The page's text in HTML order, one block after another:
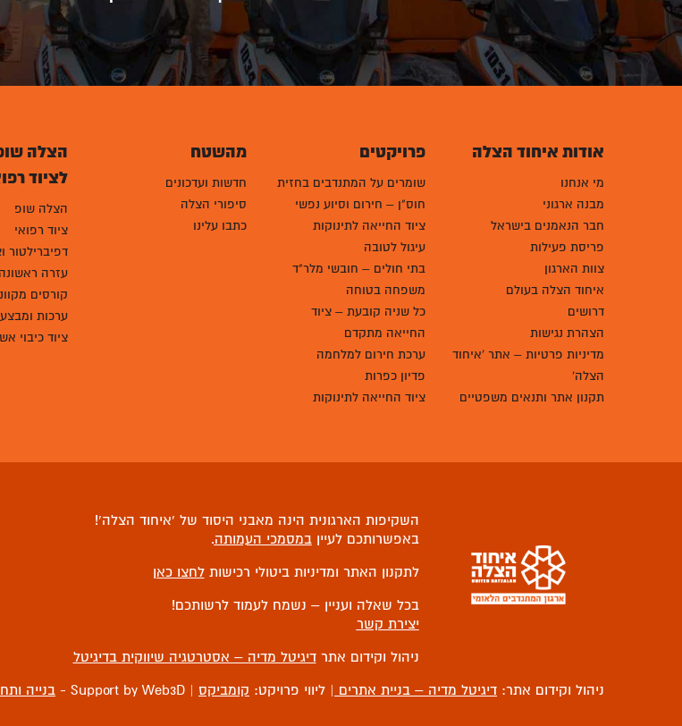
אודות איחוד הצלה
מי אנחנו
מבנה ארגוני
חבר הנאמנים בישראל
פריסת פעילות
צוות הארגון
איחוד הצלה בעולם
דרושים
הצהרת נגישות
מדיניות פרטיות – אתר 'איחוד
הצלה'
תקנון אתר ותנאים משפטיים
פרויקטים
שומרים על המתנדבים בחזית
חוס"ן – חירום וסיוע נפשי
ציוד החייאה לתינוקות
עיגול לטובה
בתי חולים – חובשי מלר"ד
משפחה בטוחה
כל שניה קובעת – ציוד
החייאה מתקדם
ערכת חירום למלחמה
פדיון כפרות
ציוד החייאה לתינוקות
מהשטח
חדשות ועדכונים
סיפורי הצלה
כתבו עלינו
הצלה
לציוד
הצלה שופ
ציוד רפואי
דפיברילטור
עזרה
קורסים
ערכות
ציוד כיבוי אש
השקיפות הארגונית הינה מאבני היסוד של ‘איחוד הצלה’!
באפשרותכם לעייןבמסמכי העמותה.
לתקנון האתר ומדיניות ביטולי רכישותלחצו כאן
בכל שאלה ועניין – נשמח לעמוד לרשותכם!
יצירת קשר
ניהול וקידום אתרדיגיטל מדיה – אסטרטגיה שיווקית בדיגיטל
ניהול וקידום אתר: דיגיטל מדיה – בניית אתרים | ליווי פרויקט: קומביקס | Support by Web3D - בנייה